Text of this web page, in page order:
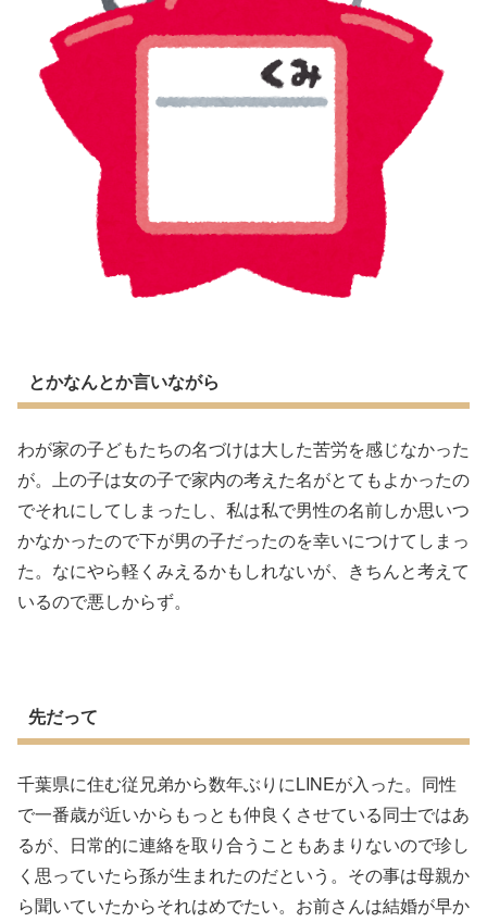
とかなんとか言いながら
わが家の子どもたちの名づけは大した苦労を感じなかった
が。上の子は女の子で家内の考えた名がとてもよかったの
でそれにしてしまったし、私は私で男性の名前しか思いつ
かなかったので下が男の子だったのを幸いにつけてしまっ
た。なにやら軽くみえるかもしれないが、きちんと考えて
いるので悪しからず。
先だって
千葉県に住む従兄弟から数年ぶりにLINEが入った。同性
で一番歳が近いからもっとも仲良くさせている同士ではあ
るが、日常的に連絡を取り合うこともあまりないので珍し
く思っていたら孫が生まれたのだという。その事は母親か
ら聞いていたからそれはめでたい。お前さんは結婚が早か